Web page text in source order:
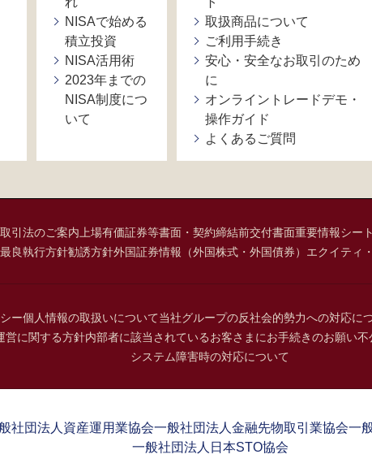
NISAで始める
積立投資
NISA活用術
2023年までの
NISA制度につ
いて
取扱商品について
ご利用手続き
安心・安全なお取引のため
に
オンライントレードデモ・
操作ガイド
よくあるご質問
引法のご案内 上場有価証券等書面・契約締結前交付書面重要情報シー
最良執行方針勧誘方針外国証券情報（外国株式・外国債券） エクイティ
ー個人情報の取扱いについて当社グループの反社会的勢力への対応に
営に関する方針内部者に該当されているお客さまにお手続きのお願い不
システム障害時の対応について
社団法人資産運用業協会一般社団法人金融先物取引業協会一
一般社団法人日本STO協会